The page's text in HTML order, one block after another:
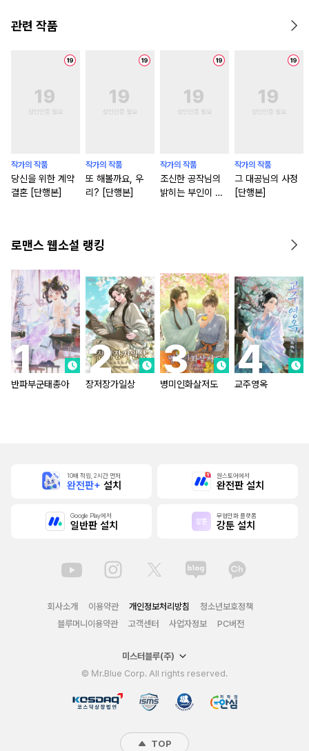
관련 작품
작가의 작품
당신을 위한 계약
결혼 [단행본]
작가의 작품
또 해볼까요, 우
리? [단행본]
작가의 작품
조신한 공작님의
밝히는 부인이 되
작가의 작품
그 대공님의 사정
[단행본]
로맨스 웹소설 랭킹
반파부군태총아 장저장가일상 병미인화살저도 교주영옥
10배 적립, 2시간 먼저
완전판+ 설치
원스토어에서
완전판 설치
Google Play에서
일반판 설치
무협만화 플랫폼
강툰 설치
회사소개 이용약관 개인정보처리방침
청소년보호정책
블루머니이용약관
고객센터 사업자정보 PC버전
미스터블루(주)
© Mr.Blue Corp. All rights reserved.
TOP